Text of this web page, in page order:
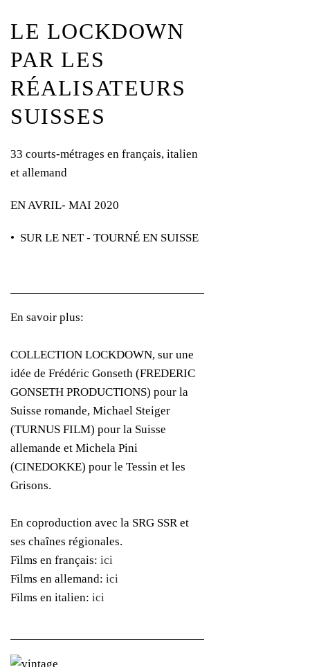
LE LOCKDOWN
PAR LES
RÉALISATEURS
SUISSES
33 courts-métrages en français, italien
et allemand
EN AVRIL- MAI 2020
• SUR LE NET - TOURNÉ EN SUISSE
En savoir plus:
COLLECTION LOCKDOWN, sur une
idée de Frédéric Gonseth (FREDERIC
GONSETH PRODUCTIONS) pour la
Suisse romande, Michael Steiger
(TURNUS FILM) pour la Suisse
allemande et Michela Pini
(CINEDOKKE) pour le Tessin et les
Grisons.
En coproduction avec la SRG SSR et
ses chaînes régionales.
Films en français: ici
Films en allemand: ici
Films en italien: ici